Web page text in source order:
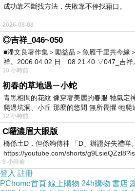
紐約汽車出口到台灣需要多少
一般來說從紐約出口的汽車會
洋和南海才會到台灣這段海運
左右的時間，部分船隻經過
會到台灣，加上從美國紐約出
班不像從美國西岸洛杉磯的海
果從紐約出口到台灣的汽車沒
成功靠不斷找方法，失敗靠不停找藉口。
2026-08-08
◎吉祥_046~050
■潘文良著作集＞勵益品＞魚雁千里共今
祥。2006.04.02.日 08:21:40 ▽047_吉
10 小時前
初春的草地遇ㄧ小蛇
青黑相間的花紋 像穿著美麗的春服 牠氣定
爬過坑洞、小丘 那麼的悠閒 無所畏懼 牠爬
12 小時前
C囉濃眉大眼版
橋係土D，但係夠傳神 「D」辦證好失禮咩
https://youtube.com/shorts/
9 小時前
登入 註冊
PChome首頁 線上購物 24h購物 書店